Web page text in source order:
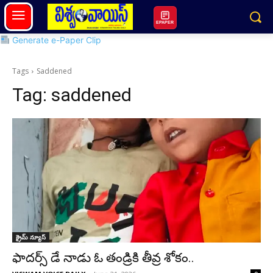
EPAPER
Generate e-Paper Clip
Tags Saddened
Tag: saddened
క్రైమ్ న్యూస్
ఫాదర్స్ డే నాడు ఓ తండ్రికి తీవ్ర శోకం..